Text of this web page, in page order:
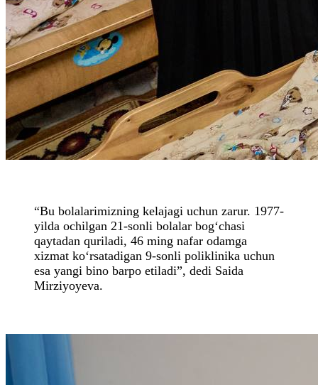
“Bu bolalarimizning kelajagi uchun zarur. 1977-
yilda ochilgan 21-sonli bolalar bog‘chasi
qaytadan quriladi, 46 ming nafar odamga
xizmat ko‘rsatadigan 9-sonli poliklinika uchun
esa yangi bino barpo etiladi”, dedi Saida
Mirziyoyeva.